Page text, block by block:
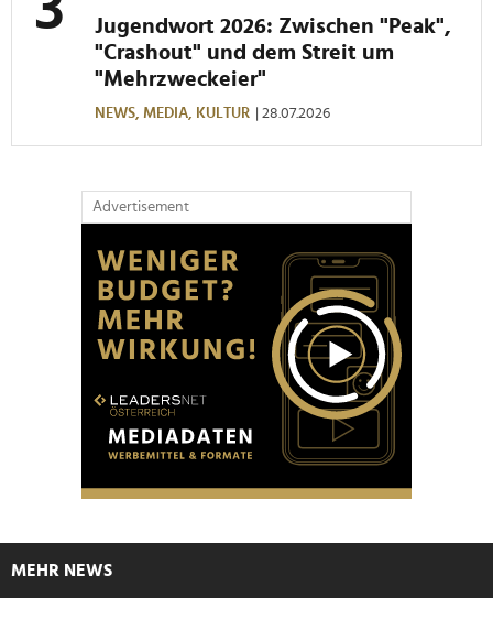
Jugendwort 2026: Zwischen "Peak",
"Crashout" und dem Streit um
"Mehrzweckeier"
NEWS, MEDIA, KULTUR | 28.07.2026
Advertisement
MEHR NEWS